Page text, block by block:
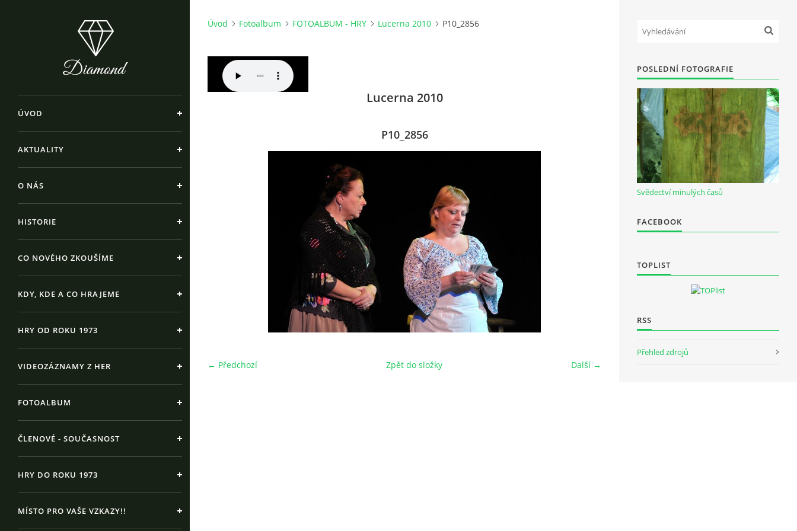
ÚVOD
AKTUALITY
O NÁS
HISTORIE
CO NOVÉHO ZKOUŠÍME
KDY, KDE A CO HRAJEME
HRY OD ROKU 1973
VIDEOZÁZNAMY Z HER
FOTOALBUM
ČLENOVÉ - SOUČASNOST
HRY DO ROKU 1973
MÍSTO PRO VAŠE VZKAZY!!
Úvod Fotoalbum FOTOALBUM - HRY Lucerna 2010 P10_2856
Lucerna 2010
P10_2856
← Předchozí Další →
Zpět do složky
POSLEDNÍ FOTOGRAFIE
Svědectví minulých časů
FACEBOOK
TOPLIST
RSS
Přehled zdrojů